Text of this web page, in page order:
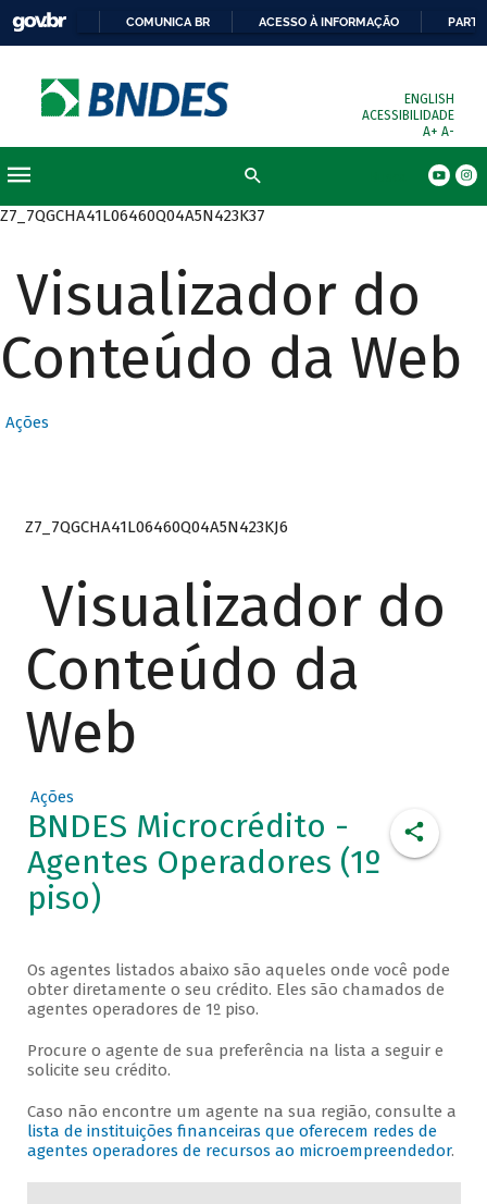
COMUNICA BR ACESSO À INFORMAÇÃO
ENGLISH
ACESSIBILIDADE
A+ A-
Z7_7QGCHA41L06460Q04A5N423K37
Visualizador do
Conteúdo da Web
Ações
Z7_7QGCHA41L06460Q04A5N423KJ6
Visualizador do
Conteúdo da
Web
Ações
BNDES Microcrédito -
Agentes Operadores (1º
piso)
Os agentes listados abaixo são aqueles onde você pode
obter diretamente o seu crédito. Eles são chamados de
agentes operadores de 1º piso.
Procure o agente de sua preferência na lista a seguir e
solicite seu crédito.
Caso não encontre um agente na sua região, consulte a
lista de instituições financeiras que oferecem redes de
agentes operadores de recursos ao microempreendedor.